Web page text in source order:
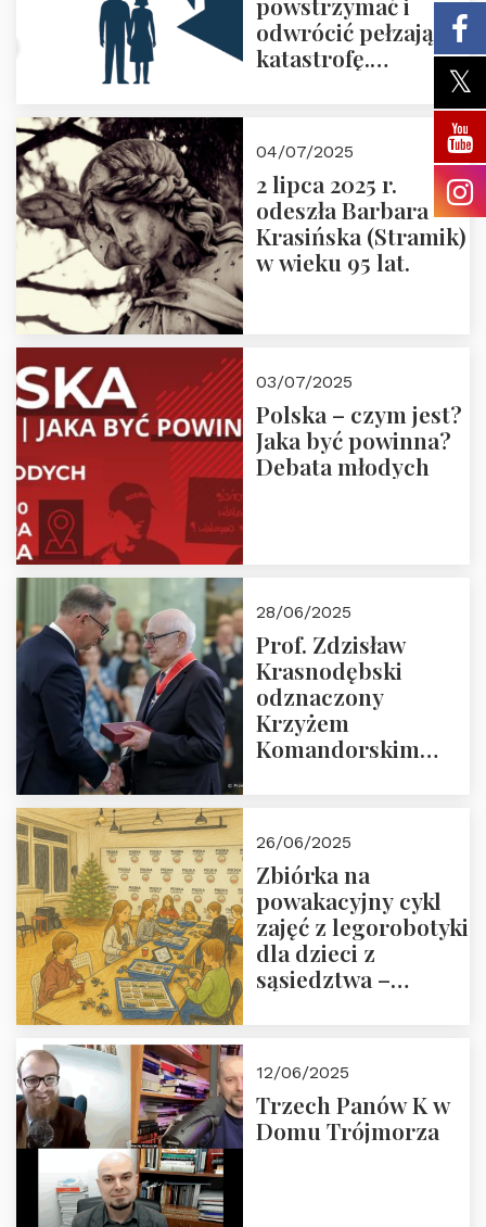
odwrócić pełzającą
katastrofę.
pierwsze spotkanie
Nowego
Ćwierćwiecza”
04/07/2025
2 lipca 2025 r.
odeszła Barbara
Krasińska (Stramik)
w wieku 95 lat.
03/07/2025
Polska – czym jest?
Jaka być powinna?
Debata młodych
28/06/2025
Prof. Zdzisław
Krasnodębski
odznaczony
Krzyżem
Komandorskim
26/06/2025
Zbiórka na
powakacyjny cykl
zajęć z legorobotyki
dla dzieci z
sąsiedztwa –
Fundacji
12/06/2025
Trzech Panów K w
Domu Trójmorza